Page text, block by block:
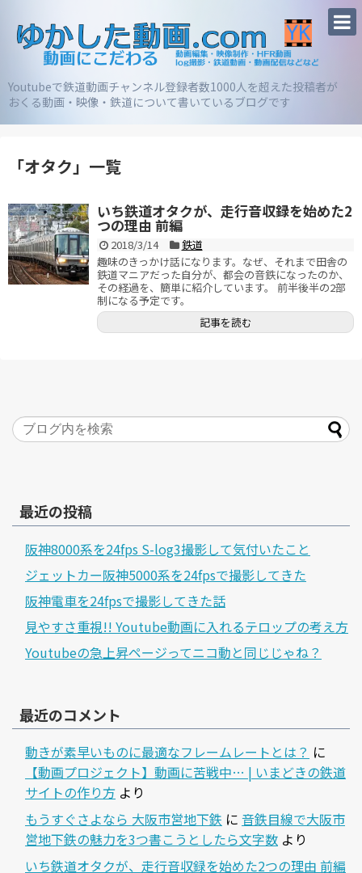
Youtubeで鉄道動画チャンネル登録者数1000人を超えた投稿者が
おくる動画・映像・鉄道について書いているブログです
「オタク 」 一覧
いち鉄道オタクが、走行音収録を始めた2
つの理由 前編
2018/3/14
鉄道
趣味のきっかけ話になります。なぜ、それまで田舎の
鉄道マニアだった自分が、都会の音鉄になったのか、
その経過を、簡単に紹介しています。 前半後半の2部
制になる予定です。
記事を読む
最近の投稿
阪神8000系を24fps S-log3撮影して気付いたこと
ジェットカー阪神5000系を24fpsで撮影してきた
阪神電車を24fpsで撮影してきた話
見やすさ重視!! Youtube動画に入れるテロップの考え方
Youtubeの急上昇ページってニコ動と同じじゃね？
最近のコメント
動きが素早いものに最適なフレームレートとは？ に
【動画プロジェクト】動画に苦戦中… | いまどきの鉄道
サイトの作り方 より
もうすぐさよなら 大阪市営地下鉄 に 音鉄目線で大阪市
営地下鉄の魅力を3つ書こうとしたら文字数 より
いち鉄道オタクが、走行音収録を始めた2つの理由 前編